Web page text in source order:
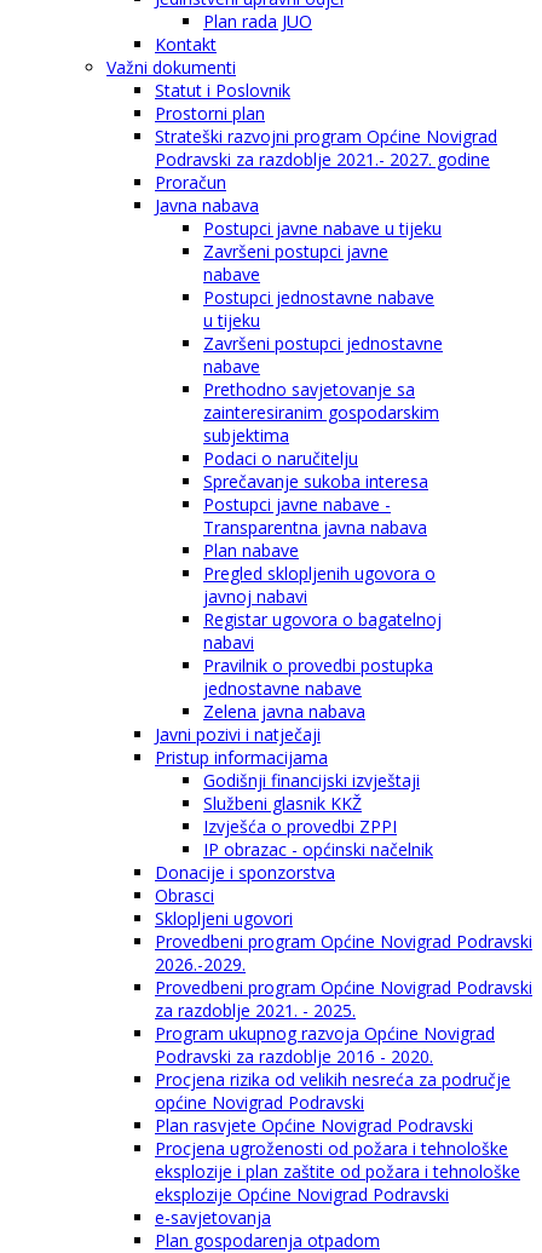
Plan rada JUO
Kontakt
Važni dokumenti
Statut i Poslovnik
Prostorni plan
Strateški razvojni program Općine Novigrad
Podravski za razdoblje 2021.- 2027. godine
Proračun
Javna nabava
Postupci javne nabave u tijeku
Završeni postupci javne
nabave
Postupci jednostavne nabave
u tijeku
Završeni postupci jednostavne
nabave
Prethodno savjetovanje sa
zainteresiranim gospodarskim
subjektima
Podaci o naručitelju
Sprečavanje sukoba interesa
Postupci javne nabave -
Transparentna javna nabava
Plan nabave
Pregled sklopljenih ugovora o
javnoj nabavi
Registar ugovora o bagatelnoj
nabavi
Pravilnik o provedbi postupka
jednostavne nabave
Zelena javna nabava
Javni pozivi i natječaji
Pristup informacijama
Godišnji financijski izvještaji
Službeni glasnik KKŽ
Izvješća o provedbi ZPPI
IP obrazac - općinski načelnik
Donacije i sponzorstva
Obrasci
Sklopljeni ugovori
Provedbeni program Općine Novigrad Podravski
2026.-2029.
Provedbeni program Općine Novigrad Podravski
za razdoblje 2021. - 2025.
Program ukupnog razvoja Općine Novigrad
Podravski za razdoblje 2016 - 2020.
Procjena rizika od velikih nesreća za područje
općine Novigrad Podravski
Plan rasvjete Općine Novigrad Podravski
Procjena ugroženosti od požara i tehnološke
eksplozije i plan zaštite od požara i tehnološke
eksplozije Općine Novigrad Podravski
e-savjetovanja
Plan gospodarenja otpadom